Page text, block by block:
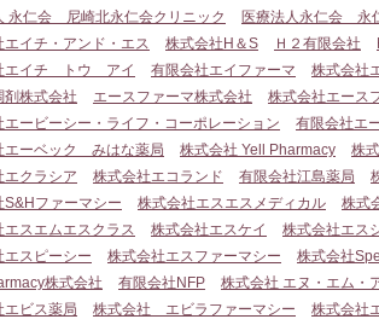
永仁会 尼崎北永仁会クリニック
医療法人永仁会 永
エイチ・アンド・エス
株式会社H＆S Ｈ２有限会社
エイチ トウ アイ
有限会社エイファーマ 株式会社
剤株式会社
エースファーマ株式会社 株式会社エース
エービーシー・ライフ・コーポレーション
有限会社エ
エーベック みはな薬局
株式会社 Yell Pharmacy 株
エクラシア
株式会社エコランド 有限会社江島薬局
S&Hファーマシー
株式会社エスエスメディカル
株式
エスエムエスクラス
株式会社エスケイ 株式会社エス
エスピーシー
株式会社エスファーマシー 株式会社
株式会社
有限会社NFP 株式会社 エヌ・エム・
エビス薬局
株式会社 エビラファーマシー 株式会社